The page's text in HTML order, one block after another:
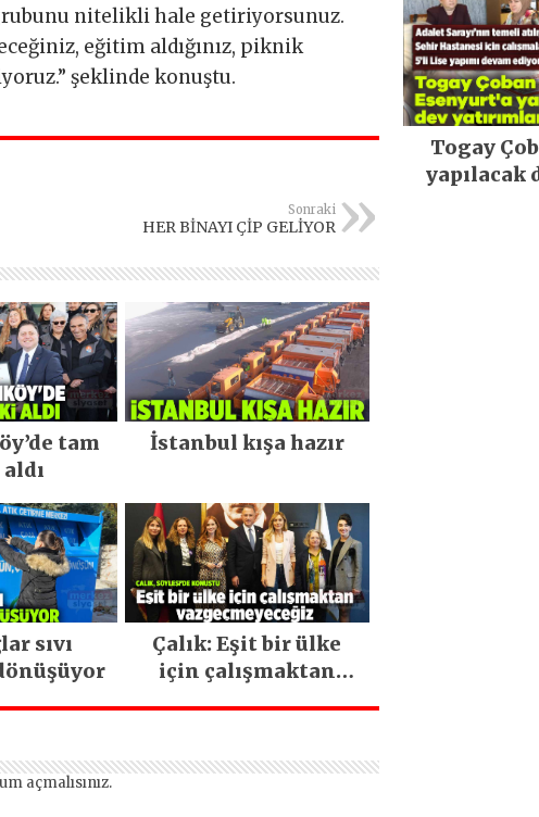
nitelikli hale getiriyorsunuz.
eğitim aldığınız, piknik
şeklinde konuştu.
Sonraki
HER BİNAYI ÇİP GELİYOR
tam
İstanbul kışa hazır
sıvı
Çalık: Eşit bir ülke
için çalışmaktan
açmalısınız.
Togay
yapılacak